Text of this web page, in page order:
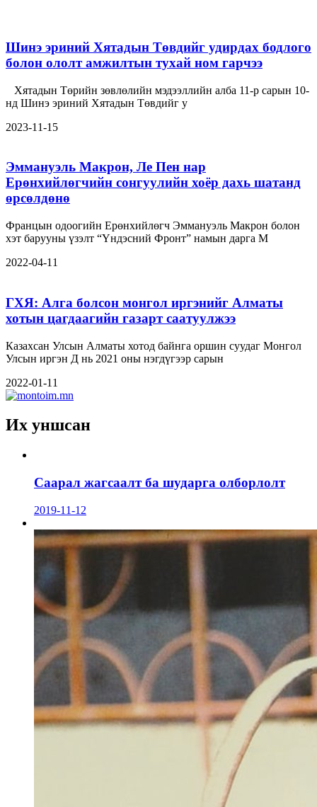
Шинэ эриний Хятадын Төвдийг удирдах бодлого
болон ололт амжилтын тухай ном гарчээ
нд Шинэ эриний Хятадын Төвдийг у
2023-11-15
Эммануэль Макрон, Ле Пен нар
Ерөнхийлөгчийн сонгуулийн хоёр дахь шатанд
өрсөлдөнө
Францын одоогийн Ерөнхийлөгч Эммануэль Макрон болон
хэт барууны үзэлт “Үндэсний Фронт” намын дарга М
2022-04-11
ГХЯ: Алга болсон монгол иргэнийг Алматы
хотын цагдаагийн газарт саатуулжээ
Казахсан Улсын Алматы хотод байнга оршин суудаг Монгол
Улсын иргэн Д нь 2021 оны нэгдүгээр сарын
2022-01-11
Их уншсан
Саарал жагсаалт ба шударга олборлолт
2019-11-12